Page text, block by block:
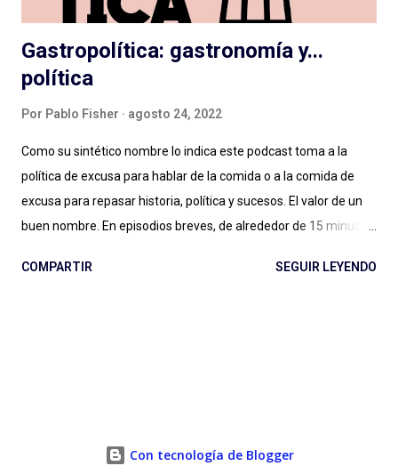
Gastropolítica: gastronomía y...
política
Por Pablo Fisher agosto 24, 2022
Como su sintético nombre lo indica este podcast toma a la
política de excusa para hablar de la comida o a la comida de
excusa para repasar historia, política y sucesos. El valor de un
buen nombre. En episodios breves, de alrededor de 15 minutos,
Historia, con música amena y audios de archivo al paso para
contra la vida de Fidel Castro y el fanatismo por el helado del
COMPARTIR SEGUIR LEYENDO
Con tecnología de Blogger